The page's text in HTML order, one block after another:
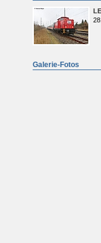
Galerie-Fotos